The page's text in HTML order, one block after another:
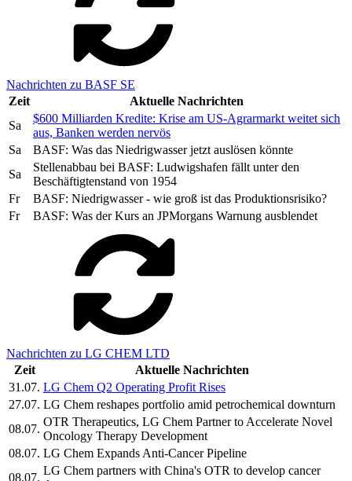
Nachrichten zu BASF SE
Zeit
Aktuelle Nachrichten
Sa
$600 Milliarden Kredite: Krise am US-Agrarmarkt weitet sich
aus, Banken werden nervös
Sa
BASF: Was das Niedrigwasser jetzt auslösen könnte
Sa
Stellenabbau bei BASF: Ludwigshafen fällt unter den
Beschäftigtenstand von 1954
Fr
BASF: Niedrigwasser - wie groß ist das Produktionsrisiko?
Fr
BASF: Was der Kurs an JPMorgans Warnung ausblendet
Nachrichten zu LG CHEM LTD
Zeit
Aktuelle Nachrichten
31.07. LG Chem Q2 Operating Profit Rises
27.07. LG Chem reshapes portfolio amid petrochemical downturn
08.07.
OTR Therapeutics, LG Chem Partner to Accelerate Novel
Oncology Therapy Development
08.07. LG Chem Expands Anti-Cancer Pipeline
08.07.
LG Chem partners with China's OTR to develop cancer